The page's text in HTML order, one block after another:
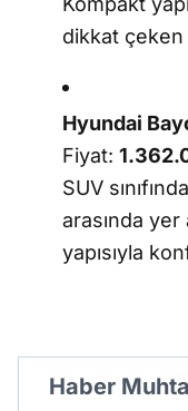
dikkat çeken
Hyundai
Fiyat:
SUV
arasında
yapısıyla
Haber